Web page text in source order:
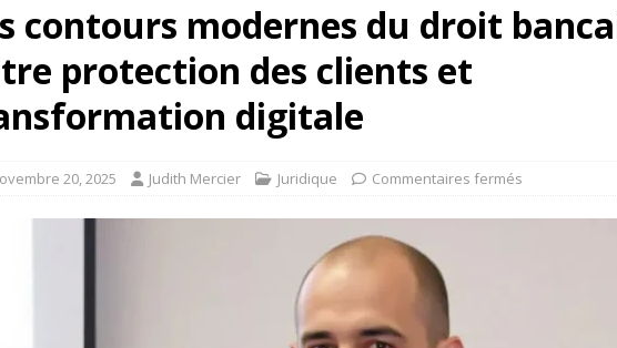
contours modernes du droit
protection des clients et
digitale
20, 2025 Judith Mercier Juridique Commentaires fermés